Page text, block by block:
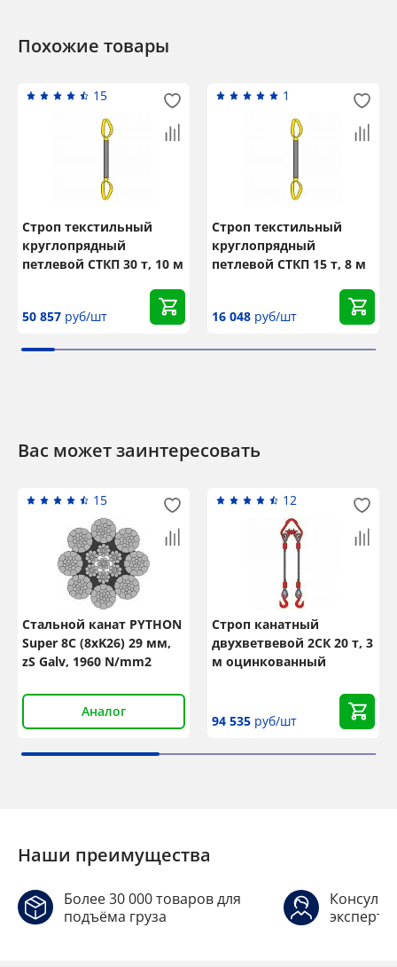
Похожие товары
15
Строп текстильный
круглопрядный
петлевой СТКП 30 т, 10 м
50 857 руб/шт
1
Строп текстильный
круглопрядный
петлевой СТКП 15 т, 8 м
16 048 руб/шт
Вас может заинтересовать
15
Стальной канат PYTHON
Super 8C (8xK26) 29 мм,
zS Galv, 1960 N/mm2
Аналог
12
Строп канатный
двухветвевой 2СК 20 т, 3
м оцинкованный
94 535 руб/шт
Наши преимущества
Более 30 000 товаров для
подъёма груза